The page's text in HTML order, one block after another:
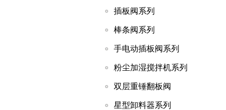
插板阀系列
棒条阀系列
手电动插板阀系列
粉尘加湿搅拌机系列
双层重锤翻板阀
星型卸料器系列